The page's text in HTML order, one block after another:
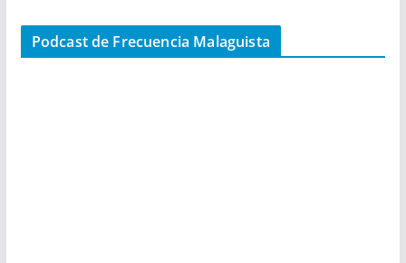
Podcast de Frecuencia Malaguista